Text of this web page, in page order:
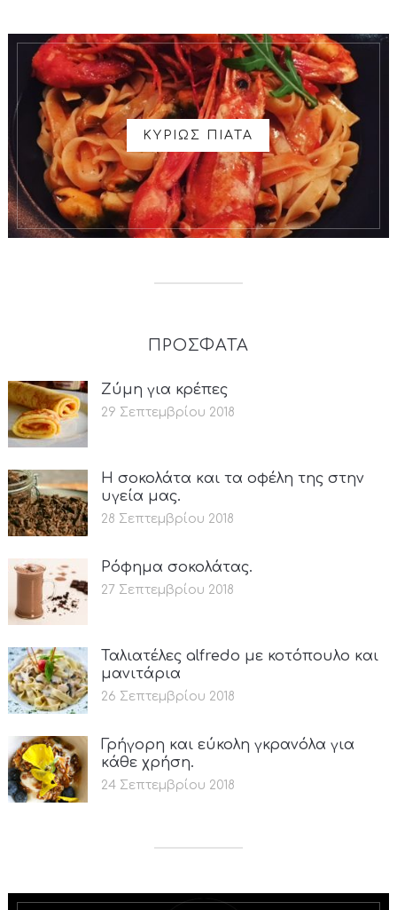
ΚΥΡΙΩΣ ΠΙΑΤΑ
ΠΡΟΣΦΑΤΑ
Ζύμη για κρέπες
29 Σεπτεμβρίου 2018
Η σοκολάτα και τα οφέλη της στην
υγεία μας.
28 Σεπτεμβρίου 2018
Ρόφημα σοκολάτας.
27 Σεπτεμβρίου 2018
Ταλιατέλες alfredo με κοτόπουλο και
μανιτάρια
26 Σεπτεμβρίου 2018
Γρήγορη και εύκολη γκρανόλα για
κάθε χρήση.
24 Σεπτεμβρίου 2018